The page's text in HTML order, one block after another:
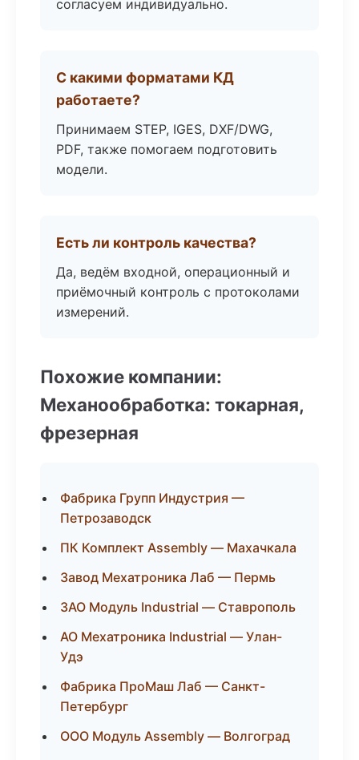
согласуем индивидуально.
С какими форматами КД
работаете?
Принимаем STEP, IGES, DXF/DWG,
PDF, также помогаем подготовить
модели.
Есть ли контроль качества?
Да, ведём входной, операционный и
приёмочный контроль с протоколами
измерений.
Похожие компании:
Механообработка: токарная,
фрезерная
Фабрика Групп Индустрия —
Петрозаводск
ПК Комплект Assembly — Махачкала
Завод Мехатроника Лаб — Пермь
ЗАО Модуль Industrial — Ставрополь
АО Мехатроника Industrial — Улан-
Удэ
Фабрика ПроМаш Лаб — Санкт-
Петербург
ООО Модуль Assembly — Волгоград